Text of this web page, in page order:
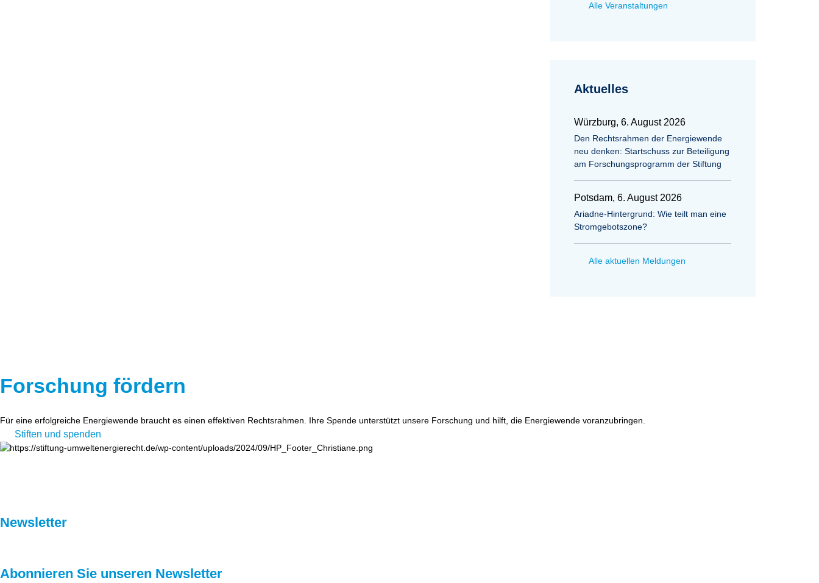
Alle Veranstaltungen
Aktuelles
Würzburg, 6. August 2026
Den Rechtsrahmen der Energiewende
neu denken: Startschuss zur Beteiligung
am Forschungsprogramm der Stiftung
Potsdam, 6. August 2026
Ariadne-Hintergrund: Wie teilt man eine
Stromgebotszone?
Alle aktuellen Meldungen
Forschung fördern
Für eine erfolgreiche Energiewende braucht es einen effektiven Rechtsrahmen. Ihre Spende unterstützt unsere Forschung und hilft, die Energiewende voranzubringen.
Stiften und spenden
Newsletter
Abonnieren Sie unseren Newsletter